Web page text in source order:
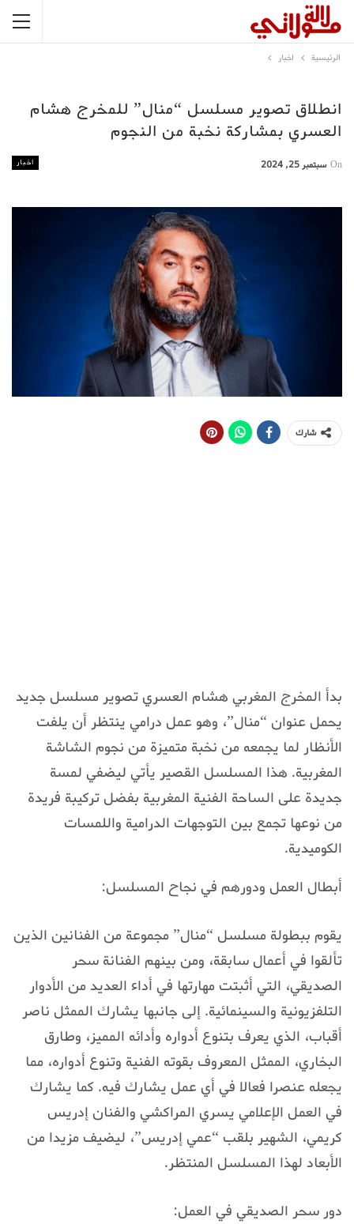
الرئيسية اخبار
انطلاق تصوير مسلسل “منال” للمخرج هشام
العسري بمشاركة نخبة من النجوم
اخبار On سبتمبر 25, 2024
شارك
بدأ المخرج المغربي هشام العسري تصوير مسلسل جديد
يحمل عنوان “منال”، وهو عمل درامي ينتظر أن يلفت
الأنظار لما يجمعه من نخبة متميزة من نجوم الشاشة
المغربية. هذا المسلسل القصير يأتي ليضفي لمسة
جديدة على الساحة الفنية المغربية بفضل تركيبة فريدة
من نوعها تجمع بين التوجهات الدرامية واللمسات
الكوميدية.
أبطال العمل ودورهم في نجاح المسلسل:
يقوم ببطولة مسلسل “منال” مجموعة من الفنانين الذين
تألقوا في أعمال سابقة، ومن بينهم الفنانة سحر
الصديقي، التي أثبتت مهارتها في أداء العديد من الأدوار
التلفزيونية والسينمائية. إلى جانبها يشارك الممثل ناصر
أقباب، الذي يعرف بتنوع أدواره وأدائه المميز، وطارق
البخاري، الممثل المعروف بقوته الفنية وتنوع أدواره، مما
يجعله عنصرا فعالا في أي عمل يشارك فيه. كما يشارك
في العمل الإعلامي يسري المراكشي والفنان إدريس
كريمي، الشهير بلقب “عمي إدريس”، ليضيف مزيدا من
الأبعاد لهذا المسلسل المنتظر.
دور سحر الصديقي في العمل: